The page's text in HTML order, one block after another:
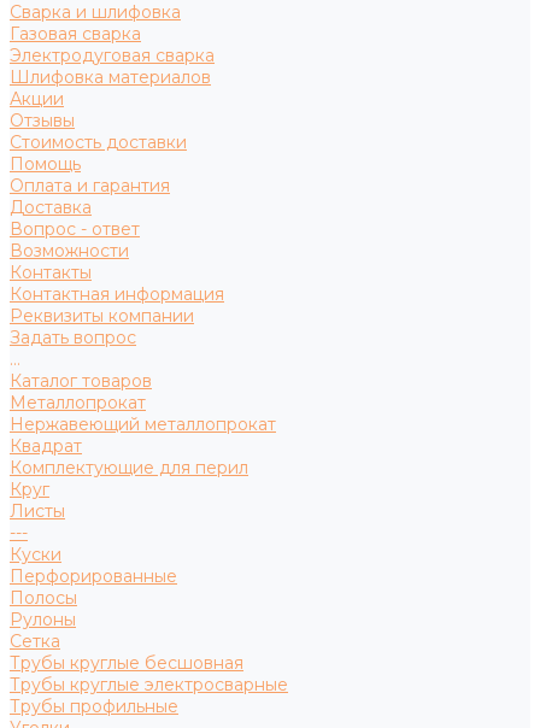
Сварка и шлифовка
Газовая сварка
Электродуговая сварка
Шлифовка материалов
Акции
Отзывы
Стоимость доставки
Помощь
Оплата и гарантия
Доставка
Вопрос - ответ
Возможности
Контакты
Контактная информация
Реквизиты компании
Задать вопрос
...
Каталог товаров
Металлопрокат
Нержавеющий металлопрокат
Квадрат
Комплектующие для перил
Круг
Листы
---
Куски
Перфорированные
Полосы
Рулоны
Сетка
Трубы круглые бесшовная
Трубы круглые электросварные
Трубы профильные